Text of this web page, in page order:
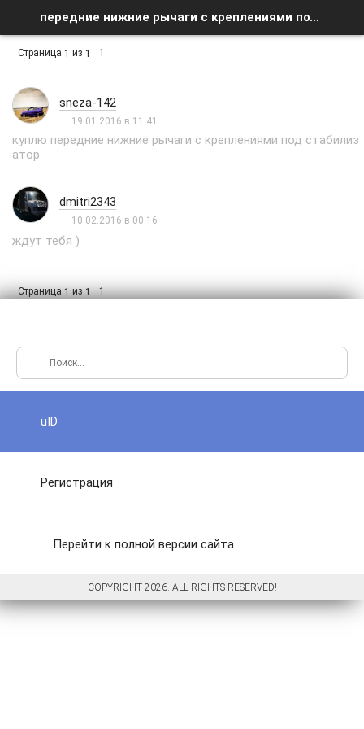
передние нижние рычаги с креплениями под стабилизотор - Список форумов
Страница 1 из 1 1
sneza-142
19.01.2016 в 11:41
куплю передние нижние рычаги c креплениями под стабилиз
атор
dmitri2343
10.02.2016 в 00:16
ждут тебя )
Страница1из1 1
uID
Регистрация
Перейти к полной версии сайта
COPYRIGHT 2026. ALL RIGHTS RESERVED!